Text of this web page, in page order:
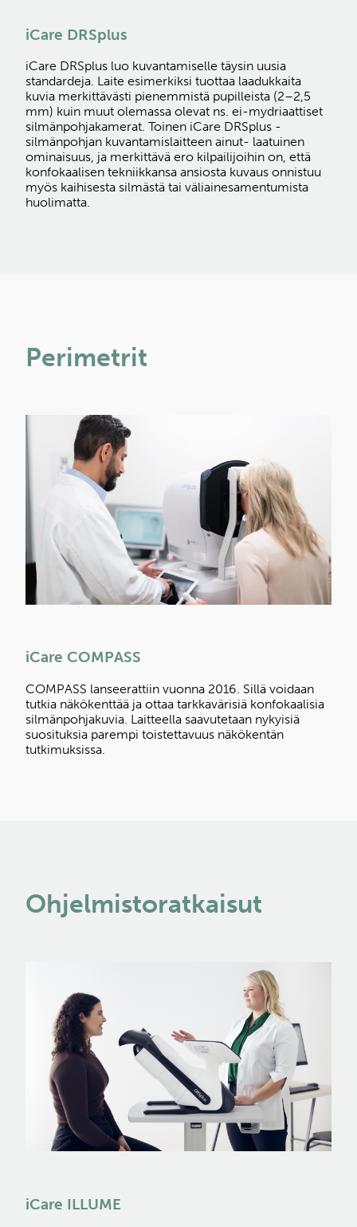
iCare DRSplus
iCare DRSplus luo kuvantamiselle täysin uusia
standardeja. Laite esimerkiksi tuottaa laadukkaita
kuvia merkittävästi pienemmistä pupilleista (2–2,5
mm) kuin muut olemassa olevat ns. ei-mydriaattiset
silmänpohjakamerat. Toinen iCare DRSplus -
silmänpohjan kuvantamislaitteen ainut- laatuinen
ominaisuus, ja merkittävä ero kilpailijoihin on, että
konfokaalisen tekniikkansa ansiosta kuvaus onnistuu
myös kaihisesta silmästä tai väliainesamentumista
huolimatta.
Perimetrit
iCare COMPASS
COMPASS lanseerattiin vuonna 2016. Sillä voidaan
tutkia näkökenttää ja ottaa tarkkavärisiä konfokaalisia
silmänpohjakuvia. Laitteella saavutetaan nykyisiä
suosituksia parempi toistettavuus näkökentän
tutkimuksissa.
Ohjelmistoratkaisut
iCare ILLUME